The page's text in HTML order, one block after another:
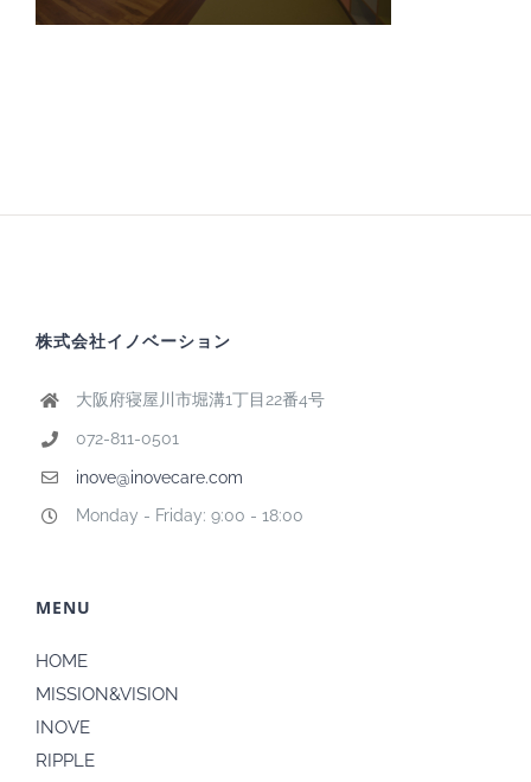
株式会社イノベーション
大阪府寝屋川市堀溝1丁目22番4号
072-811-0501
inove@inovecare.com
Monday - Friday: 9:00 - 18:00
MENU
HOME
MISSION&VISION
INOVE
RIPPLE